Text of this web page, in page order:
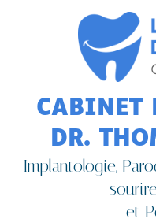
CABINET
DR.
Implantologie,
et